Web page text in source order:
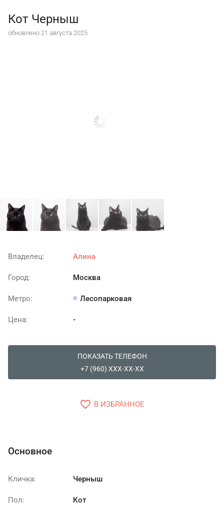
Кот Черныш
обновлено 21 августа 2025
Владелец: Алина
Город: Москва
Метро: Лесопарковая
Цена: -
ПОКАЗАТЬ ТЕЛЕФОН
+7 (960) XXX-XX-XX
favorite_border В ИЗБРАННОЕ
Основное
Кличка: Черныш
Пол: Кот